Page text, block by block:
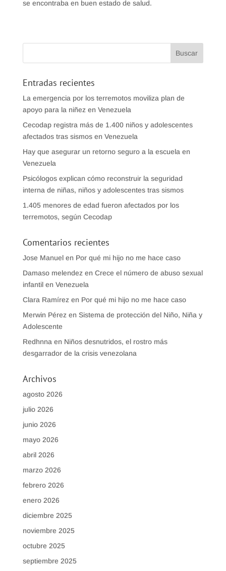
se encontraba en buen estado de salud.
Entradas recientes
La emergencia por los terremotos moviliza plan de
apoyo para la niñez en Venezuela
Cecodap registra más de 1.400 niños y adolescentes
afectados tras sismos en Venezuela
Hay que asegurar un retorno seguro a la escuela en
Venezuela
Psicólogos explican cómo reconstruir la seguridad
interna de niñas, niños y adolescentes tras sismos
1.405 menores de edad fueron afectados por los
terremotos, según Cecodap
Comentarios recientes
Jose Manuelen Por qué mi hijo no me hace caso
Damaso melendez en Crece el número de abuso sexual
infantil en Venezuela
Clara Ramírez en Por qué mi hijo no me hace caso
Merwin Pérez en Sistema de protección del Niño, Niña y
Adolescente
Redhnna en Niños desnutridos, el rostro más
desgarrador de la crisis venezolana
Archivos
agosto 2026
julio 2026
junio 2026
mayo 2026
abril 2026
marzo 2026
febrero 2026
enero 2026
diciembre 2025
noviembre 2025
octubre 2025
septiembre 2025